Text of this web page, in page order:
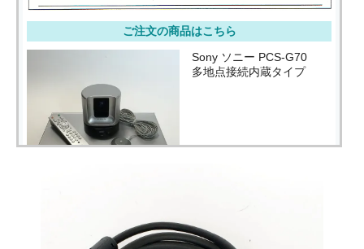
ご注文の商品はこちら
Sony ソニー PCS-G70
多地点接続内蔵タイプ
お役に立てたようでよかったです。今後も何かありましたらお気軽
に相談ください。（新田見）